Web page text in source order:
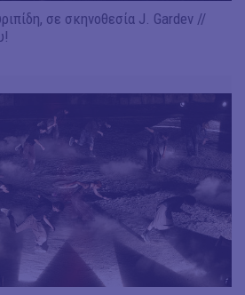
σε σκηνοθεσία J. Gardev //